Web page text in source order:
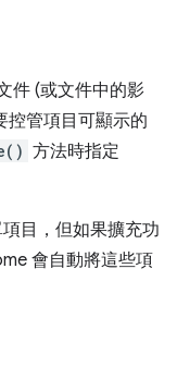
件 (或文件中的影
控管項目可顯示的
方法時指定
目，但如果擴充功
會自動將這些項